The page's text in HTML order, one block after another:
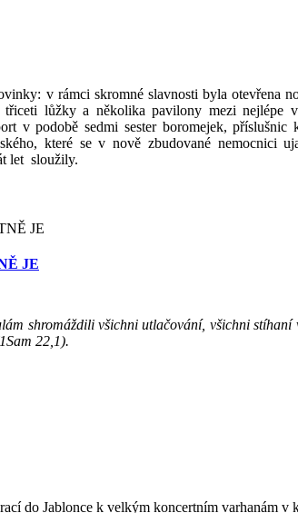
v rámci skromné slavnosti byla otevřena
třiceti lůžky a několika pavilony mezi nejlépe
v podobě sedmi sester boromejek, příslušnic
které se v nově zbudované nemocnici
let sloužily.
JE
shromáždili všichni utlačování, všichni stíhaní
22,1).
do Jablonce k velkým koncertním varhanám v